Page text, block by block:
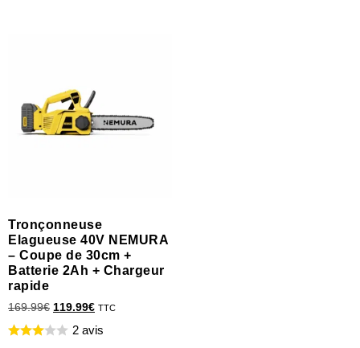
Tronçonneuse
Elagueuse 40V NEMURA
– Coupe de 30cm +
Batterie 2Ah + Chargeur
rapide
169.99€ 119.99€ TTC
2 avis